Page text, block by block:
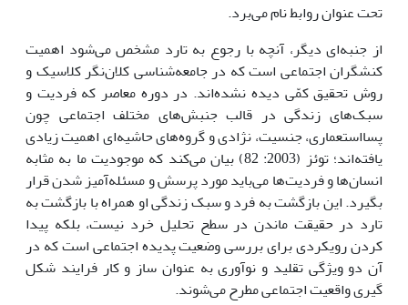
تحت عنوان روابط نام می‌برد.
از جنبه‌ای دیگر، آنچه با رجوع به تارد مشخص می‌شود اهمیت
کنشگران اجتماعی است که در جامعه‌شناسی کلان‌نگر کلاسیک و
روش تحقیق کمّی دیده نشده‌اند. در دوره معاصر که فردیت و
سبک‌های زندگی در قالب جنبش‌های مختلف اجتماعی چون
پسااستعماری، جنسیت، نژادی و گروه‌های حاشیه‌ای اهمیت زیادی
یافته‌اند؛ توئز (2003: 82) بیان می‌کند که موجودیت ما به مثابه
انسان‌ها و فردیت‌ها می‌باید مورد پرسش و مسئله‌آمیز شدن قرار
بگیرد. این بازگشت به فرد و سبک زندگی او همراه با بازگشت به
تارد در حقیقت ماندن در سطح تحلیل خرد نیست، بلکه پیدا
کردن رویکردی برای بررسی وضعیت پدیده اجتماعی است که در
آن دو ویژگی تقلید و نوآوری به عنوان ساز و کار فرایند شکل
گیری واقعیت اجتماعی مطرح می‌شوند.